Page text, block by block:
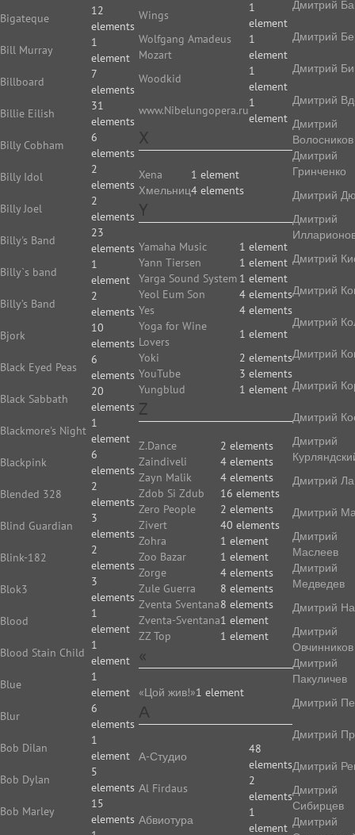
Bigateque
12
elements
Bill Murray
1
element
Billboard
7
elements
Billie Eilish
31
elements
Billy Cobham
6
elements
Billy Idol
2
elements
Billy Joel
2
elements
Billy's Band
23
elements
Billy`s band
1
element
Billy’s Band
2
elements
Bjork
10
elements
Black Eyed Peas
6
elements
Black Sabbath
20
elements
Blackmore's Night
1
element
Blackpink
6
elements
Blended 328
2
elements
Blind Guardian
3
elements
Blink-182
2
elements
Blok3
3
elements
Blood
1
element
Blood Stain Child
1
element
Blue
1
element
Blur
6
elements
Bob Dilan
1
element
Bob Dylan
5
elements
Bob Marley
15
elements
Wings
1
element
Wolfgang Amadeus
Mozart
1
element
Woodkid
1
element
www.Nibelungopera.ru
1
element
X
Xena
1 element
Xмельниц4 elements
Y
Yamaha Music
1 element
Yann Tiersen
1 element
Yarga Sound System 1 element
Yeol Eum Son
4 elements
Yes
4 elements
Yoga for Wine
Lovers
1 element
Yoki
2 elements
YouTube
3 elements
Yungblud
1 element
Z
Z.Dance
2 elements
Zaindiveli
4 elements
Zayn Malik
4 elements
Zdob Si Zdub
16 elements
Zero People
2 elements
Zivert
40 elements
Zohra
1 element
Zoo Bazar
1 element
Zorge
4 elements
Zule Guerra
8 elements
Zventa Sventana8 elements
Zventa-Sventana1 element
ZZ Top
1 element
«
«Цой жив!»1 element
А
А-Студио
48
elements
Аl Firdaus
2
elements
Абвиотура
1
element
Дмитрий
Дмитрий
Дмитрий
Дмитрий
Дмитрий
Волосников
Дмитрий
Гринченко
Дмитрий
Дмитрий
Дмитрий
Дмитрий
Дмитрий
Дмитрий
Дмитрий
Дмитрий
Дмитрий
Дмитрий
Дмитрий
Дмитрий
Маслеев
Дмитрий
Медведев
Дмитрий
Дмитрий
Овчинников
Дмитрий
Пакуличев
Дмитрий
Дмитрий
Дмитрий
Дмитрий
Сибирцев
Дмитрий